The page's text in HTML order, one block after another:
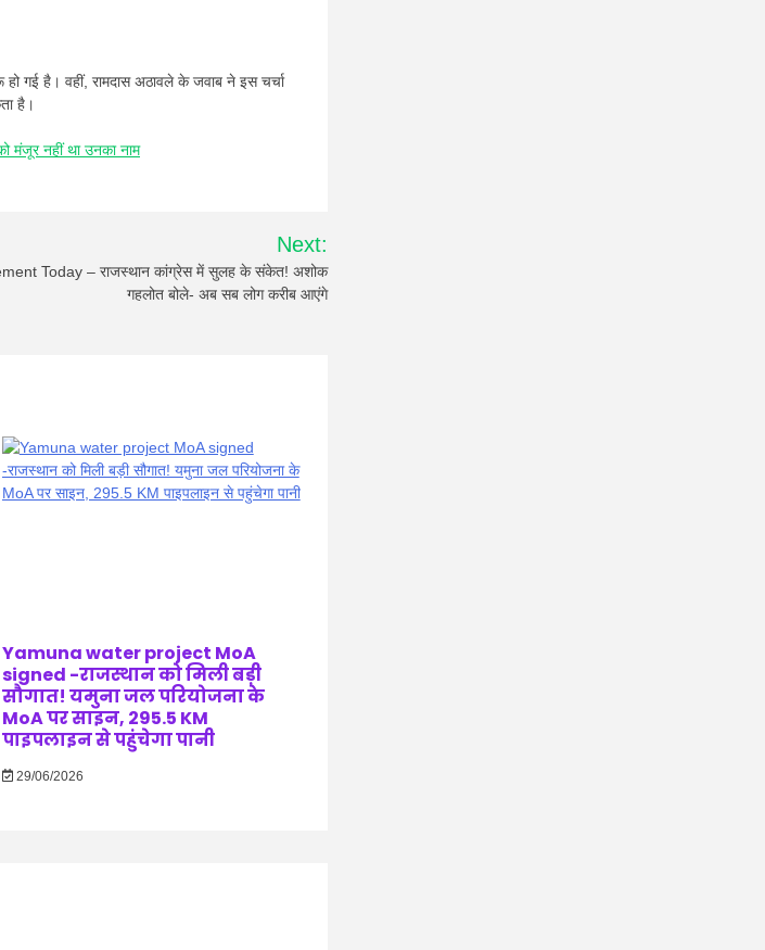
गई है। वहीं, रामदास अठावले के जवाब ने इस चर्चा
है।
मंजूर नहीं था उनका नाम
Next:
Today – राजस्थान कांग्रेस में सुलह के संकेत! अशोक
गहलोत बोले- अब सब लोग करीब आएंगे
Yamuna water project MoA
signed -राजस्थान को मिली बड़ी
सौगात! यमुना जल परियोजना के
MoA पर साइन, 295.5 KM
पाइपलाइन से पहुंचेगा पानी
29/06/2026